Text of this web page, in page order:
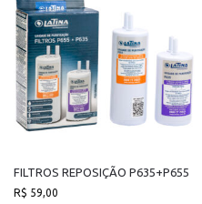
FILTROS REPOSIÇÃO P635+P655
R$ 59,00